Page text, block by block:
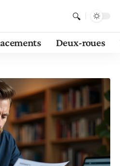
Deux-roues